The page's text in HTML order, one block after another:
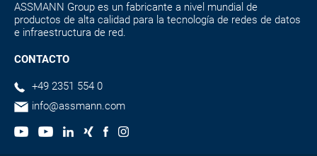
ASSMANN Group es un fabricante a nivel mundial de
productos de alta calidad para la tecnología de redes de datos
e infraestructura de red.
CONTACTO
+49 2351 554 0
info@assmann.com